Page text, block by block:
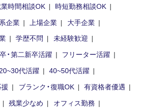
時間相談OK
時短勤務相談OK
企業 上場企業
大手企業
学歴不問
未経験歓迎
・第二新卒活躍
フリーター活躍
代活躍
40~50代活躍
ブランク・復職OK
有資格者優遇
残業少なめ
オフィス勤務